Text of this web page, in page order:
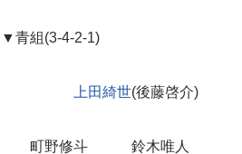
▼青組(3-4-2-1)
上田綺世(後藤啓介)
町野修斗 鈴木唯人